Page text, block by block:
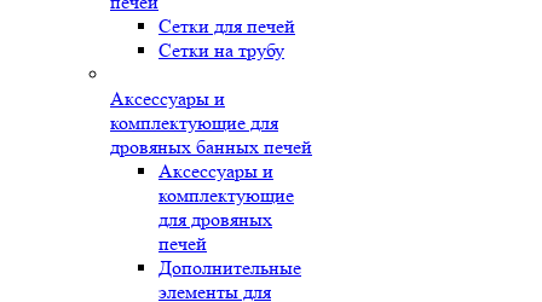
Сетки для печей
Сетки на трубу
Аксессуары и
комплектующие для
дровяных банных печей
Аксессуары и
комплектующие
для дровяных
печей
Дополнительные
элементы для